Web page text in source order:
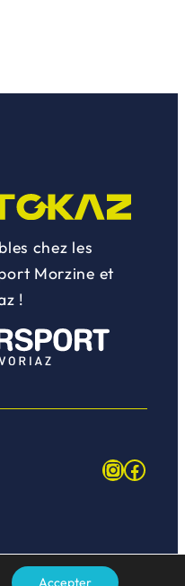
chez les
Morzine et
!
Accepter